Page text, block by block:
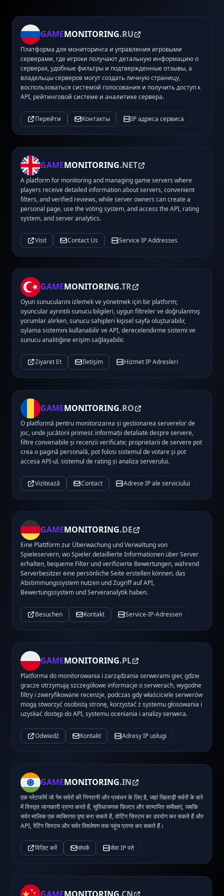
GAMEMONITORING.RU
Платформа для мониторинга и управления игровыми
серверами, где игроки получают детальную информацию о
серверах, удобные фильтры и подтвержденные отзывы, а
владельцы серверов могут создать личную страницу,
воспользоваться системой голосования и получить доступ к
API, рейтинговой системе и аналитике сервера.
Перейти Контакты IP адреса сервиса
GAMEMONITORING.NET
A platform for monitoring and managing game servers where
players receive detailed information about servers, convenient
filters, and verified reviews, while server owners can create a
personal page, use the voting system, and access the API, rating
system, and server analytics.
Visit Contact Us Service IP Addresses
GAMEMONITORING.TR
Oyun sunucularını izlemek ve yönetmek için bir platform;
oyuncular ayrıntılı sunucu bilgileri, uygun filtreler ve doğrulanmış
yorumlar alırken, sunucu sahipleri kişisel sayfa oluşturabilir,
oylama sistemini kullanabilir ve API, derecelendirme sistemi ve
sunucu analitiğine erişim sağlayabilir.
Ziyaret Et İletişim Hizmet IP Adresleri
GAMEMONITORING.RO
O platformă pentru monitorizarea și gestionarea serverelor de
joc, unde jucătorii primesc informații detaliate despre servere,
filtre convenabile și recenzii verificate; proprietarii de servere pot
crea o pagină personală, pot folosi sistemul de votare și pot
accesa API-ul, sistemul de rating și analiza serverului.
Vizitează Contact Adrese IP ale serviciului
GAMEMONITORING.DE
Eine Plattform zur Überwachung und Verwaltung von
Spieleservern, wo Spieler detaillierte Informationen über Server
erhalten, bequeme Filter und verifizierte Bewertungen, während
Serverbesitzer eine persönliche Seite erstellen können, das
Abstimmungssystem nutzen und Zugriff auf API,
Bewertungssystem und Serveranalytik haben.
Besuchen Kontakt Service-IP-Adressen
GAMEMONITORING.PL
Platforma do monitorowania i zarządzania serwerami gier, gdzie
gracze otrzymują szczegółowe informacje o serwerach, wygodne
filtry i zweryfikowane recenzje, podczas gdy właściciele serwerów
mogą stworzyć osobistą stronę, korzystać z systemu głosowania i
uzyskać dostęp do API, systemu oceniania i analizy serwera.
Odwiedź Kontakt Adresy IP usługi
GAMEMONITORING.IN
एक प्लेटफॉर्म जो गेम सर्वरों की निगरानी और प्रबंधन के लिए है, जहां खिलाड़ी सर्वरों के बारे
में विस्तृत जानकारी प्राप्त करते हैं, सुविधाजनक फ़िल्टर और सत्यापित समीक्षाएं, जबकि
सर्वर मालिक एक व्यक्तिगत पृष्ठ बना सकते हैं, वोटिंग सिस्टम का उपयोग कर सकते हैं और
API, रेटिंग सिस्टम और सर्वर विश्लेषण तक पहुंच प्राप्त कर सकते हैं।
विज़िट करें संपर्क सेवा IP पते